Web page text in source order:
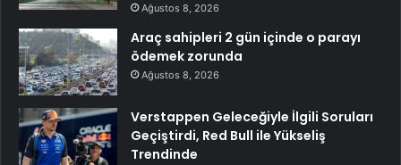
Ağustos 8, 2026
Araç sahipleri 2 gün içinde o parayı
ödemek zorunda
Ağustos 8, 2026
Verstappen Geleceğiyle İlgili Soruları
Geçiştirdi, Red Bull ile Yükseliş
Trendinde